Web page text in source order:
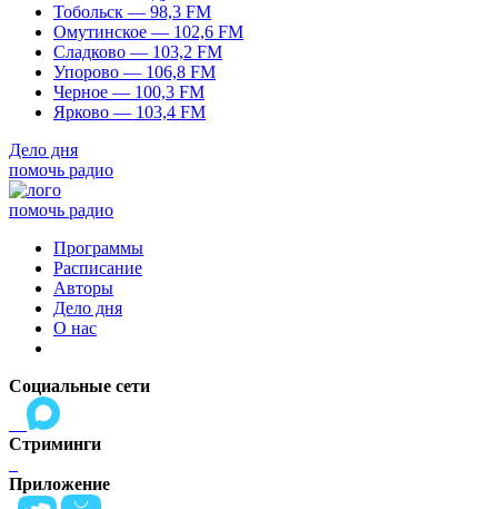
Тобольск — 98,3 FM
Омутинское — 102,6 FM
Сладково — 103,2 FM
Упорово — 106,8 FM
Черное — 100,3 FM
Ярково — 103,4 FM
Дело дня
помочь радио
помочь радио
Программы
Расписание
Авторы
Дело дня
О нас
Социальные сети
Стриминги
Приложение